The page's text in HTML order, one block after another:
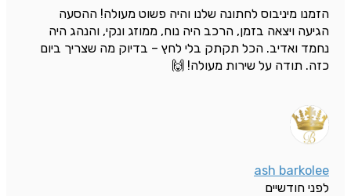
הזמנו מיניבוס לחתונה שלנו והיה פשוט מעולה! ההסעה
הגיעה ויצאה בזמן, הרכב היה נוח, ממוזג ונקי, והנהג היה
נחמד ואדיב. הכל תקתק בלי לחץ – בדיוק מה שצריך ביום
כזה. תודה על שירות מעולה! 🙌
ash barkolee
לפני חודשיים